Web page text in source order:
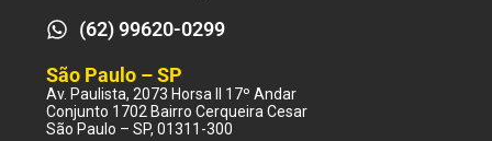
(62) 99620-0299
São Paulo – SP
Av. Paulista, 2073 Horsa II 17º Andar
Conjunto 1702 Bairro Cerqueira Cesar
São Paulo – SP, 01311-300